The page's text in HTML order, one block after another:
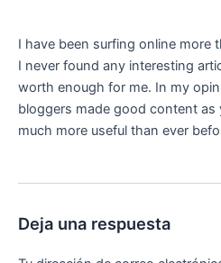
I have been surfing online more
I never found any interesting
worth enough for me. In my
bloggers made good content as
much more useful than ever
Deja una respuesta